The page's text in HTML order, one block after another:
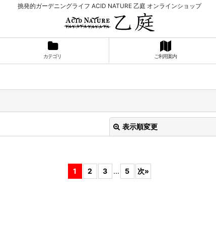
挑発的ガーデニングライフ ACID NATURE 乙庭 オンラインショップ
カテゴリ ご利用案内
表示順変更
1 2 3 ... 5 次»